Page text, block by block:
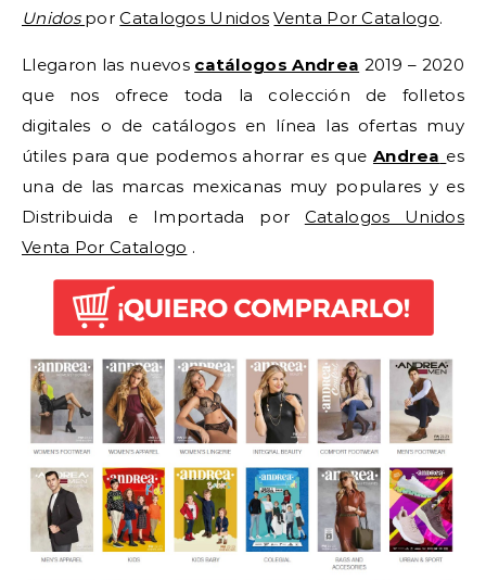
Unidos porCatalogos Unidos Venta Por Catalogo.
Llegaron las nuevos catálogos Andrea 2019 – 2020
que nos ofrece toda la colección de folletos
digitales o de catálogos en línea las ofertas muy
útiles para que podemos ahorrar es que Andrea es
una de las marcas mexicanas muy populares y es
Distribuida e Importada por Catalogos Unidos
Venta Por Catalogo .